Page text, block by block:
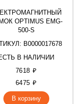
OPTIMUS EMG-
500-S
В0000017678
В НАЛИЧИИ
7618 ₽
6475 ₽
В корзину